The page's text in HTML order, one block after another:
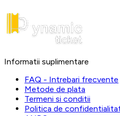
Informatii suplimentare
FAQ - Intrebari frecvente
Metode de plata
Termeni si conditii
Politica de